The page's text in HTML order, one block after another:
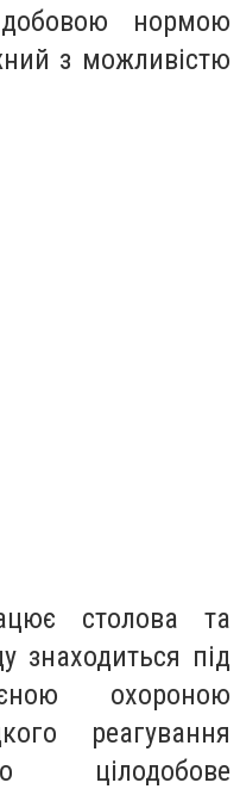
нормою
з можливістю
столова та
знаходиться під
охороною
реагування
цілодобове